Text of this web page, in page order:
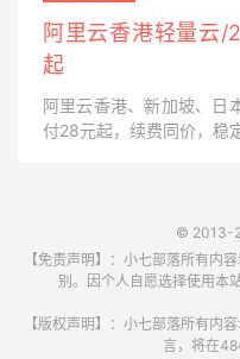
阿里云香港轻量云
起
阿里云香港、新加坡、日
付28元起，续费同价，稳
© 2013-
【免责声明】：小七部落所有内
别。因个人自愿选择使用本
【版权声明】：小七部落所有内
言，将在